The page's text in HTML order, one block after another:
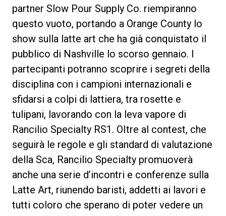
partner Slow Pour Supply Co. riempiranno
questo vuoto, portando a Orange County lo
show sulla latte art che ha già conquistato il
pubblico di Nashville lo scorso gennaio. I
partecipanti potranno scoprire i segreti della
disciplina con i campioni internazionali e
sfidarsi a colpi di lattiera, tra rosette e
tulipani, lavorando con la leva vapore di
Rancilio Specialty RS1. OItre al contest, che
seguirà le regole e gli standard di valutazione
della Sca, Rancilio Specialty promuoverà
anche una serie d’incontri e conferenze sulla
Latte Art, riunendo baristi, addetti ai lavori e
tutti coloro che sperano di poter vedere un
Privacy Policy